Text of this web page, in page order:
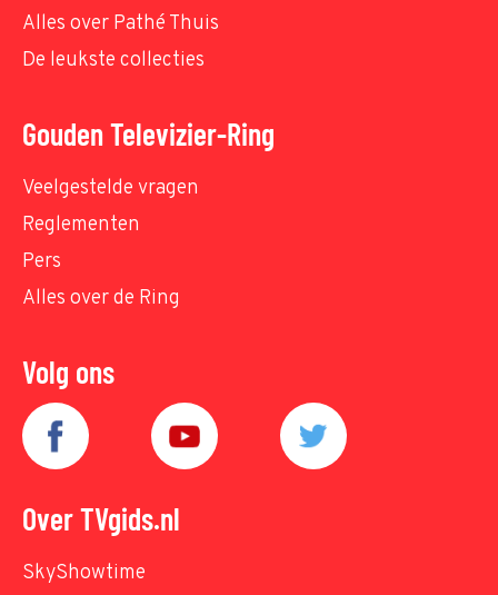
Alles over Pathé Thuis
De leukste collecties
Gouden Televizier-Ring
Veelgestelde vragen
Reglementen
Pers
Alles over de Ring
Volg ons
Over TVgids.nl
SkyShowtime